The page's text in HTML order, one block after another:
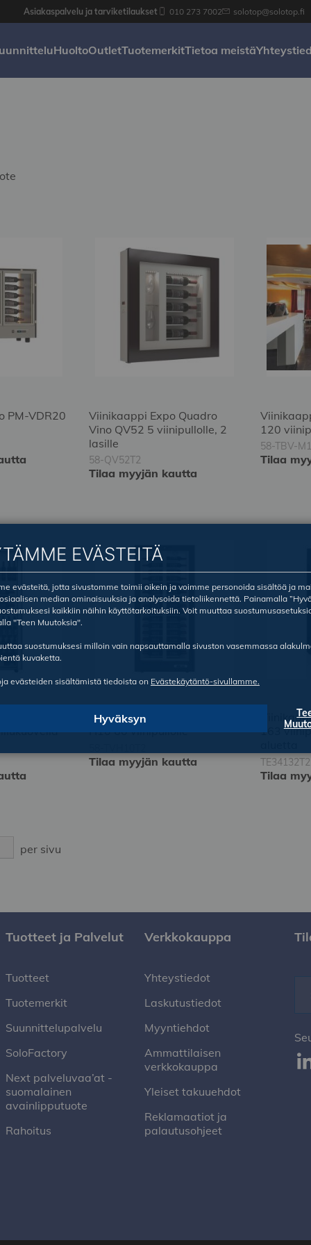
Asiakaspalvelu ja tarviketilaukset 010 273 7002 solotop@solotop.fi
HuoltoOutletTuotemerkitTietoa meistä
PM-VDR20
Viinikaappi Expo Quadro
Vino QV52 5 viinipullolle, 2
lasille
58-QV52T2
Tilaa myyjän kautta
120
58-TBV-
Tilaa
TMV-
Viinikaappi Expo Teca TV-
H10 60 viinipullolle
Tilaa myyjän kautta
163
TE34132T2
Tilaa
per sivu
Tuotteet ja Palvelut
Tuotteet
Tuotemerkit
Suunnittelupalvelu
SoloFactory
Next palveluvaa’at -
suomalainen
avainlipputuote
Rahoitus
Verkkokauppa
Yhteystiedot
Laskutustiedot
Myyntiehdot
Ammattilaisen
verkkokauppa
Yleiset takuuehdot
Reklamaatiot ja
palautusohjeet
EVÄSTEITÄ
evästeitä, jotta sivustomme toimii oikein ja voimme personoida sisältöä ja
median ominaisuuksia ja analysoida tietoliikennettä. Painamalla
kaikkiin näihin käyttötarkoituksiin. Voit muuttaa
"Teen Muutoksia".
suostumuksesi milloin vain napsauttamalla sivuston vasemmassa
kuvaketta.
evästeiden sisältämistä tiedoista on Evästekäytäntö-sivullamme.
Hyväksyn